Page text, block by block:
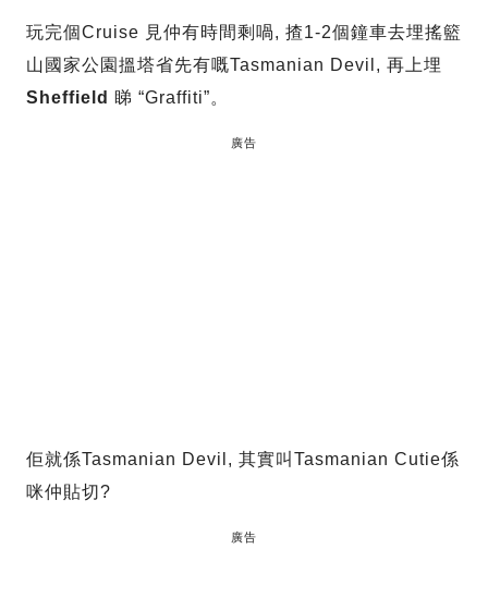
玩完個Cruise 見仲有時間剩喎, 揸1-2個鐘車去埋搖籃
山國家公園搵塔省先有嘅Tasmanian Devil, 再上埋
Sheffield 睇 “Graffiti”。
廣告
佢就係Tasmanian Devil, 其實叫Tasmanian Cutie係
咪仲貼切?
廣告